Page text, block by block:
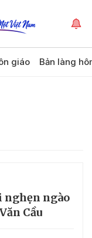
giáo Bản làng
nghẹn ngào
Cầu